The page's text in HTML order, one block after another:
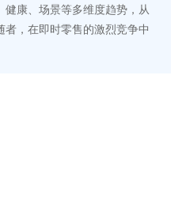
康、场景等多维度趋势，从
，在即时零售的激烈竞争中